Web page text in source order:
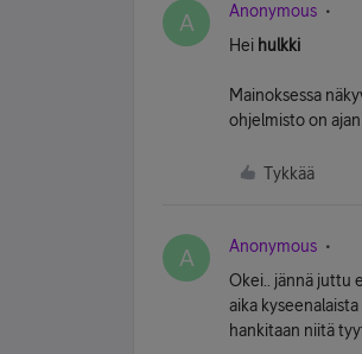
A Anonymous
Hei hulkki
Mainoksessa
ohjelmisto on ajan
Tykkää
A Anonymous
Okei.. jännä juttu
aika
hankitaan niitä